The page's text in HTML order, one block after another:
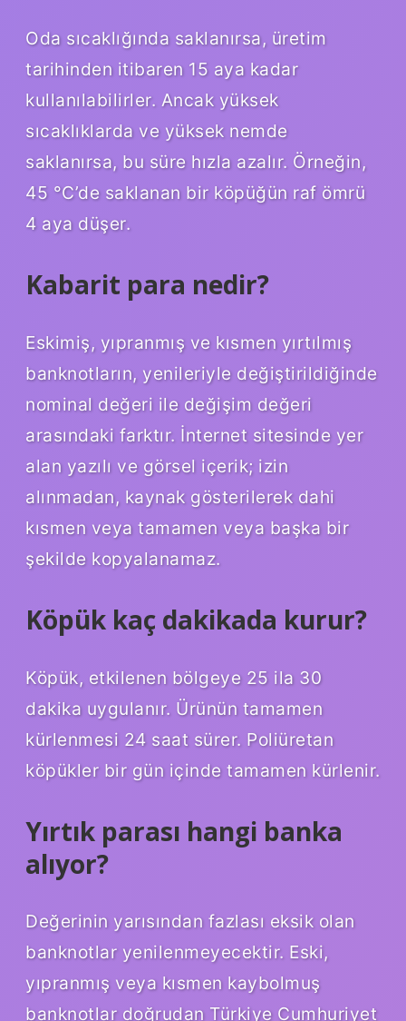
Oda sıcaklığında saklanırsa, üretim
tarihinden itibaren 15 aya kadar
kullanılabilirler. Ancak yüksek
sıcaklıklarda ve yüksek nemde
saklanırsa, bu süre hızla azalır. Örneğin,
45 °C’de saklanan bir köpüğün raf ömrü
4 aya düşer.
Kabarit para nedir?
Eskimiş, yıpranmış ve kısmen yırtılmış
banknotların, yenileriyle değiştirildiğinde
nominal değeri ile değişim değeri
arasındaki farktır. İnternet sitesinde yer
alan yazılı ve görsel içerik; izin
alınmadan, kaynak gösterilerek dahi
kısmen veya tamamen veya başka bir
şekilde kopyalanamaz.
Köpük kaç dakikada kurur?
Köpük, etkilenen bölgeye 25 ila 30
dakika uygulanır. Ürünün tamamen
kürlenmesi 24 saat sürer. Poliüretan
köpükler bir gün içinde tamamen kürlenir.
Yırtık parası hangi banka
alıyor?
Değerinin yarısından fazlası eksik olan
banknotlar yenilenmeyecektir. Eski,
yıpranmış veya kısmen kaybolmuş
banknotlar doğrudan Türkiye Cumhuriyet